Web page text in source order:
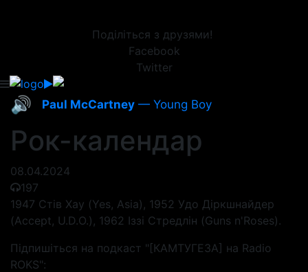
Поділіться з друзями!
Facebook
Twitter
🔊 Paul McCartney — Young Boy
Рок-календар
08.04.2024
197
1947 Стів Хау (Yes, Asia), 1952 Удо Діркшнайдер
(Accept, U.D.O.), 1962 Іззі Стредлін (Guns n'Roses).
Підпишіться на подкаст "[КАМТУГЕЗА] на Radio
ROKS":